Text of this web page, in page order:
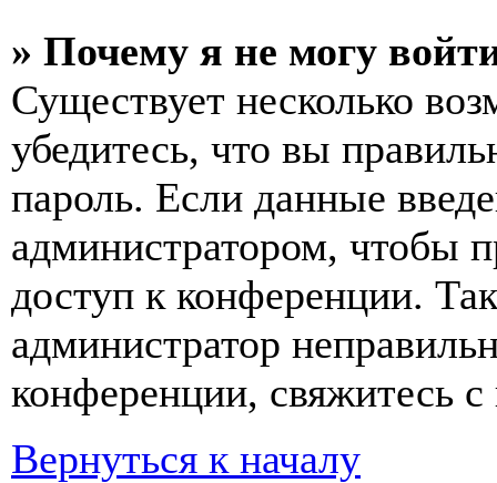
» Почему я не могу
Существует несколько
убедитесь, что вы
пароль. Если данные
администратором, чтобы
доступ к конференции.
администратор
конференции, свяжитесь
Вернуться к началу